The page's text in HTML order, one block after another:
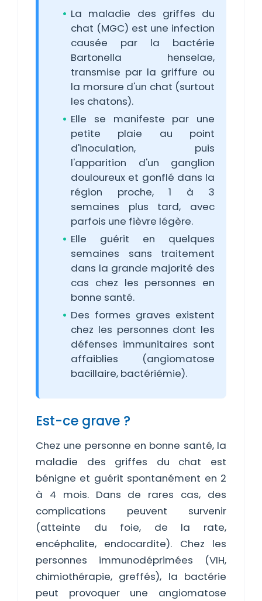
La maladie des griffes du
chat (MGC) est une infection
causée par la bactérie
Bartonella henselae,
transmise par la griffure ou
la morsure d'un chat (surtout
les chatons).
Elle se manifeste par une
petite plaie au point
d'inoculation, puis
l'apparition d'un ganglion
douloureux et gonflé dans la
région proche, 1 à 3
semaines plus tard, avec
parfois une fièvre légère.
Elle guérit en quelques
semaines sans traitement
dans la grande majorité des
cas chez les personnes en
bonne santé.
Des formes graves existent
chez les personnes dont les
défenses immunitaires sont
affaiblies (angiomatose
bacillaire, bactériémie).
Est-ce grave ?
Chez une personne en bonne santé, la
maladie des griffes du chat est
bénigne et guérit spontanément en 2
à 4 mois. Dans de rares cas, des
complications peuvent survenir
(atteinte du foie, de la rate,
encéphalite, endocardite). Chez les
personnes immunodéprimées (VIH,
chimiothérapie, greffés), la bactérie
peut provoquer une angiomatose